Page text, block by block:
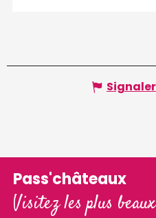
Pass'châteaux
Visitez les plus